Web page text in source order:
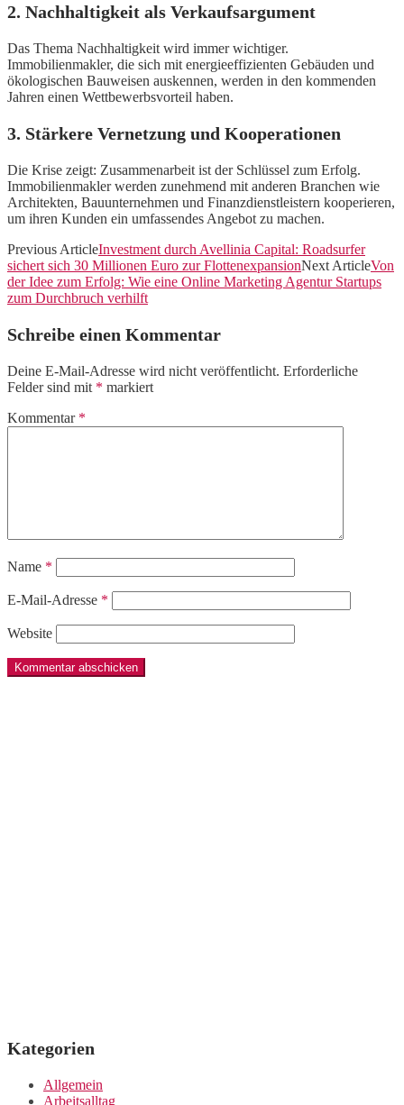
2. Nachhaltigkeit als Verkaufsargument
Das Thema Nachhaltigkeit wird immer wichtiger.
Immobilienmakler, die sich mit energieeffizienten Gebäuden und
ökologischen Bauweisen auskennen, werden in den kommenden
Jahren einen Wettbewerbsvorteil haben.
3. Stärkere Vernetzung und Kooperationen
Die Krise zeigt: Zusammenarbeit ist der Schlüssel zum Erfolg.
Immobilienmakler werden zunehmend mit anderen Branchen wie
Architekten, Bauunternehmen und Finanzdienstleistern kooperieren,
um ihren Kunden ein umfassendes Angebot zu machen.
Previous ArticleInvestment durch Avellinia Capital: Roadsurfer
sichert sich 30 Millionen Euro zur FlottenexpansionNext ArticleVon
der Idee zum Erfolg: Wie eine Online Marketing Agentur Startups
zum Durchbruch verhilft
Schreibe einen Kommentar
Deine E-Mail-Adresse wird nicht veröffentlicht. Erforderliche
Felder sind mit * markiert
Kommentar *
Name *
E-Mail-Adresse *
Website
Kategorien
Allgemein
Arbeitsalltag